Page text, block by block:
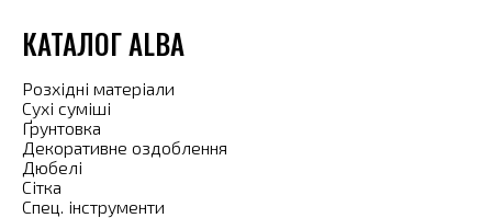
КАТАЛОГ ALBA
Розхідні матеріали
Сухі суміші
Ґрунтовка
Декоративне оздоблення
Дюбелі
Сітка
Спец. інструменти